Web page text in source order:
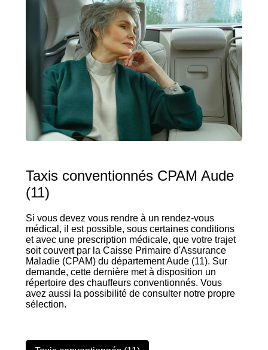
Taxis conventionnés CPAM Aude
(11)
Si vous devez vous rendre à un rendez-vous
médical, il est possible, sous certaines conditions
et avec une prescription médicale, que votre trajet
soit couvert par la Caisse Primaire d'Assurance
Maladie (CPAM) du département Aude (11). Sur
demande, cette dernière met à disposition un
répertoire des chauffeurs conventionnés. Vous
avez aussi la possibilité de consulter notre propre
sélection.